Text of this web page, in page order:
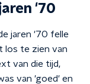
'70
jaren '70 felle
los te zien van
van die tijd,
van 'goed' en